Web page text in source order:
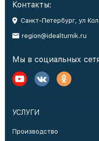
Контакты:
Санкт-Петербург, ул
region@idealturnik.ru
Мы в социальных
УСЛУГИ
Производство